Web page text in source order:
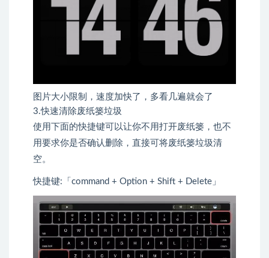
图片大小限制，速度加快了，多看几遍就会了
3.快速清除废纸篓垃圾
使用下面的快捷键可以让你不用打开废纸篓，也不
用要求你是否确认删除，直接可将废纸篓垃圾清
空。
快捷键:「command + Option + Shift + Delete」